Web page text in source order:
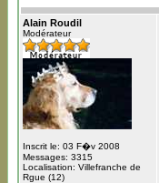
Alain Roudil
Modérateur
Inscrit le: 03 F�v 2008
Messages: 3315
Localisation: Villefranche de
Rgue (12)